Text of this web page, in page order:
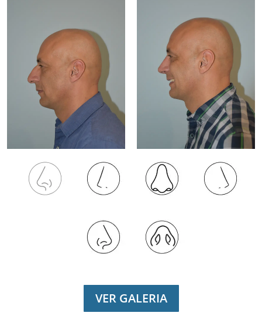
VER GALERIA